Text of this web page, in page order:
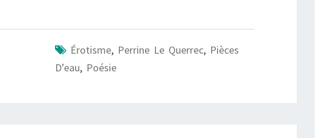
Érotisme, Perrine Le Querrec, Pièces
D’eau, Poésie